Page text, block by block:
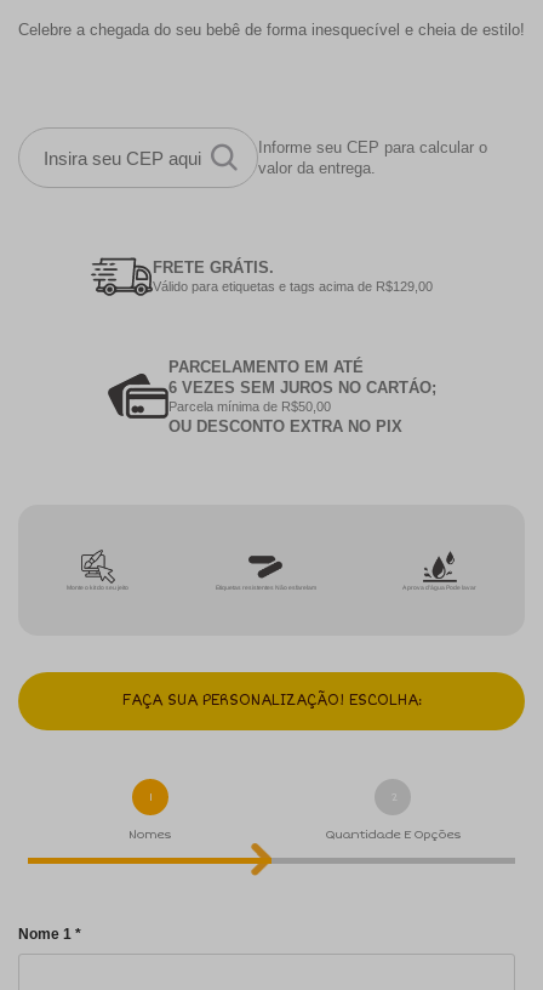
Celebre a chegada do seu bebê de forma inesquecível e cheia de estilo!
Informe seu CEP para calcular o
valor da entrega.
FRETE GRÁTIS.
Válido para etiquetas e tags acima de R$129,00
PARCELAMENTO EM ATÉ
6 VEZES SEM JUROS NO CARTÁO;
Parcela mínima de R$50,00
OU DESCONTO EXTRA NO PIX
Monte o kit do seu jeito Etiquetas resistentes Não esfarelam A prova d'água Pode lavar
FAÇA SUA PERSONALIZAÇÃO! ESCOLHA:
1
Nomes
2
Quantidade E Opções
Nome 1 *